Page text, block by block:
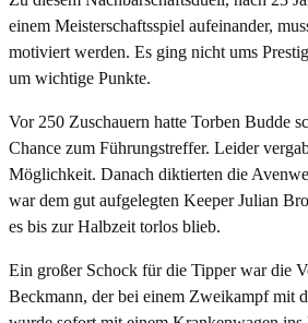
einem Meisterschaftsspiel aufeinander,
motiviert werden. Es ging nicht ums
um wichtige Punkte.
Vor 250 Zuschauern hatte Torben Budde
Chance zum Führungstreffer. Leider
Möglichkeit. Danach diktierten die
war dem gut aufgelegten Keeper Julian
es bis zur Halbzeit torlos blieb.
Ein großer Schock für die Tipper war die
Beckmann, der bei einem Zweikampf mit